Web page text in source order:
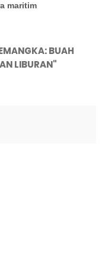
maritim
BUAH
LIBURAN"